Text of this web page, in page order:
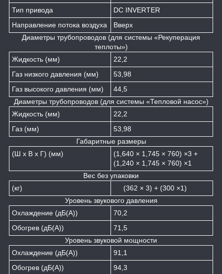
Тип привода
DC INVERTER
Направление потока воздуха
Вверх
Диаметры трубопроводов (для системы «Рекуперация
теплоты»)
Жидкость (мм)
22,2
Газ низкого давления (мм)
53,98
Газ высокого давления (мм)
44,5
Диаметры трубопроводов (для системы «Тепловой насос»)
Жидкость (мм)
22,2
Газ (мм)
53,98
Габаритные размеры
(Ш х В х Г) (мм)
(1,640 × 1,745 × 760) ×3 +
(1,240 × 1,745 × 760) ×1
Вес без упаковки
(кг)
(362 × 3) + (300 ×1)
Уровень звукового давления
Охлаждение (дБ(А))
70,2
Обогрев (дБ(А))
71,5
Уровень звуковой мощности
Охлаждение (дБ(А))
91,1
Обогрев (дБ(А))
94,3